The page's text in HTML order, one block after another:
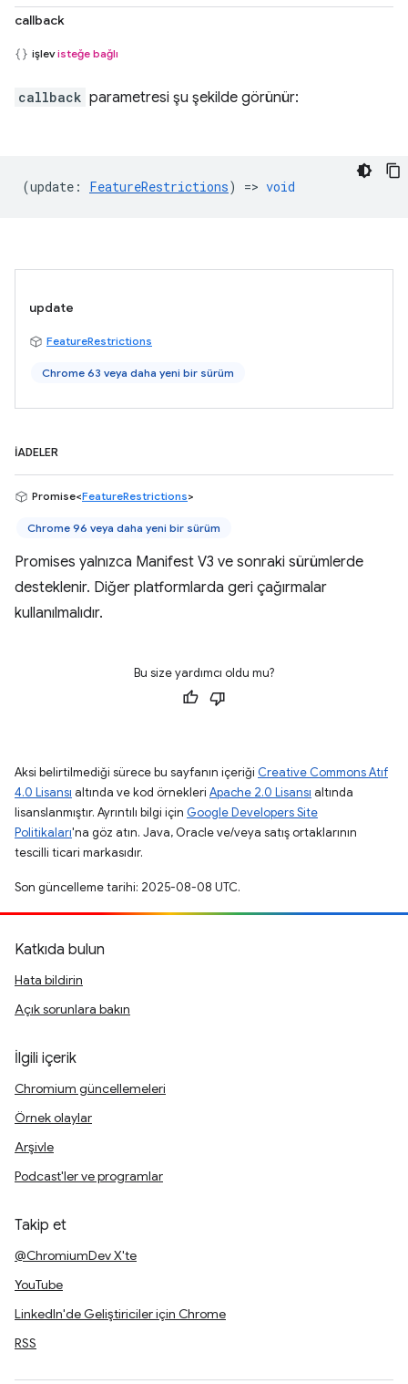
callback
işlevisteğe bağlı
callback parametresi şu şekilde görünür:
(update : FeatureRestrictions) => void
update
FeatureRestrictions
Chrome 63 veya daha yeni bir sürüm
İADELER
Promise<FeatureRestrictions>
Chrome 96 veya daha yeni bir sürüm
Promises yalnızca Manifest V3 ve sonraki sürümlerde
desteklenir. Diğer platformlarda geri çağırmalar
kullanılmalıdır.
Bu size yardımcı oldu mu?
Aksi belirtilmediği sürece bu sayfanın içeriği Creative Commons Atıf
4.0 Lisansı altında ve kod örnekleri Apache 2.0 Lisansı altında
lisanslanmıştır. Ayrıntılı bilgi için Google Developers Site
Politikaları'na göz atın. Java, Oracle ve/veya satış ortaklarının
tescilli ticari markasıdır.
Son güncelleme tarihi: 2025-08-08 UTC.
Katkıda bulun
Hata bildirin
Açık sorunlara bakın
İlgili içerik
Chromium güncellemeleri
Örnek olaylar
Arşivle
Podcast'ler ve programlar
Takip et
@ChromiumDev X'te
YouTube
LinkedIn'de Geliştiriciler için Chrome
RSS